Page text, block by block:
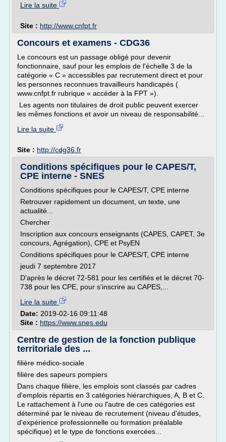
Lire la suite
Site : http://www.cnfpt.fr
Concours et examens - CDG36
Le concours est un passage obligé pour devenir
fonctionnaire, sauf pour les emplois de l'échelle 3 de la
catégorie « C » accessibles par recrutement direct et pour
les personnes reconnues travailleurs handicapés (
www.cnfpt.fr rubrique « accéder à la FPT »).
Les agents non titulaires de droit public peuvent exercer
les mêmes fonctions et avoir un niveau de responsabilité...
Lire la suite
Site : http://cdg36.fr
Conditions spécifiques pour le CAPES/T,
CPE interne - SNES
Conditions spécifiques pour le CAPES/T, CPE interne
Retrouver rapidement un document, un texte, une
actualité...
Chercher
Inscription aux concours enseignants (CAPES, CAPET, 3e
concours, Agrégation), CPE et PsyEN
Conditions spécifiques pour le CAPES/T, CPE interne
jeudi 7 septembre 2017
D'après le décret 72-581 pour les certifiés et le décret 70-
738 pour les CPE, pour s'inscrire au CAPES,...
Lire la suite
Date: 2019-02-16 09:11:48
Site : https://www.snes.edu
Centre de gestion de la fonction publique
territoriale des ...
filière médico-sociale
filière des sapeurs pompiers
Dans chaque filière, les emplois sont classés par cadres
d'emplois répartis en 3 catégories hiérarchiques, A, B et C.
Le rattachement à l'une ou l'autre de ces catégories est
déterminé par le niveau de recrutement (niveau d'études,
d'expérience professionnelle ou formation préalable
spécifique) et le type de fonctions exercées...